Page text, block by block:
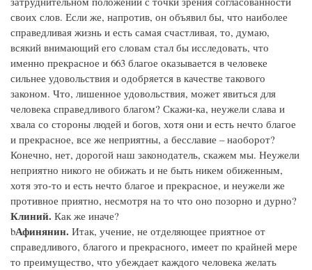
своих слов. Если же, напротив, он объявил бы, что наиболее
справедливая жизнь и есть самая счастливая, то, думаю,
всякий внимающий его словам стал бы исследовать, что
именно прекрасное и 663 благое оказывается в человеке
сильнее удовольствия и одобряется в качестве такового
законом. Что, лишенное удовольствия, может явиться для
человека справедливого благом? Скажи-ка, неужели слава и
хвала со стороны людей и богов, хотя они и есть нечто благое
и прекрасное, все же неприятны, а бесславие – наоборот?
Конечно, нет, дорогой наш законодатель, скажем мы. Неужели
неприятно никого не обижать и не быть никем обиженным,
хотя это-то и есть нечто благое и прекрасное, и неужели же
противное приятно, несмотря на то что оно позорно и дурно?
Клиний. Как же иначе?
bАфинянин. Итак, учение, не отделяющее приятное от
справедливого, благого и прекрасного, имеет по крайней мере
то преимущество, что убеждает каждого человека желать